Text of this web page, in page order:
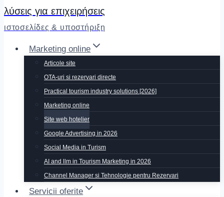
λύσεις για επιχειρήσεις
ιστοσελίδες & υποστήριξη
Marketing online
Articole site
OTA-uri si rezervari directe
Practical tourism industry solutions [2026]
Marketing online
Site web hotelier
Google Advertising in 2026
Social Media in Turism
AI and llm in Tourism Marketing in 2026
Channel Manager si Tehnologie pentru Rezervari
Servicii oferite